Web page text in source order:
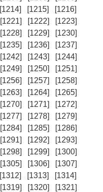
[1214] [1215]
[1216]
[1221] [1222]
[1223]
[1228] [1229]
[1230]
[1235] [1236]
[1237]
[1242] [1243]
[1244]
[1249] [1250]
[1251]
[1256] [1257]
[1258]
[1263] [1264]
[1265]
[1270] [1271]
[1272]
[1277] [1278]
[1279]
[1284] [1285]
[1286]
[1291] [1292]
[1293]
[1298] [1299]
[1300]
[1305] [1306]
[1307]
[1312] [1313]
[1314]
[1319] [1320]
[1321]